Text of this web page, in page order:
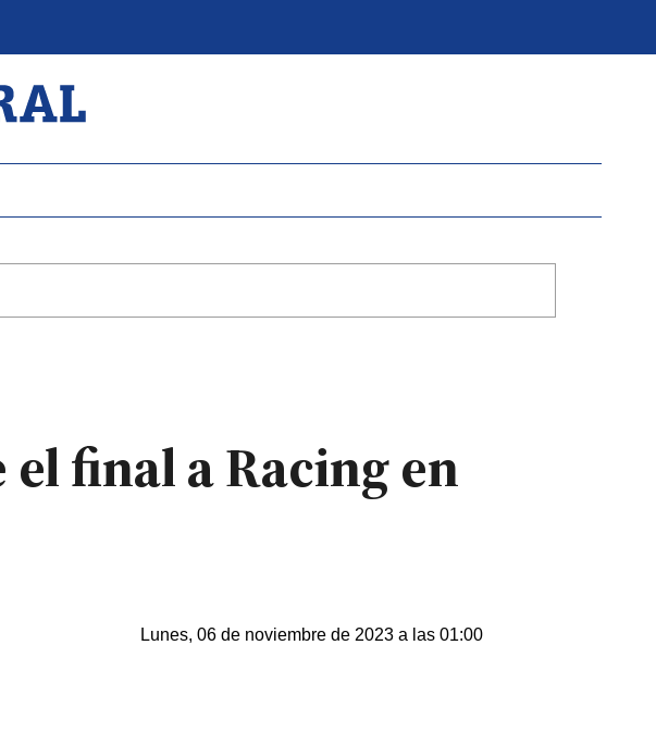
final a Racing en
Lunes, 06 de noviembre de 2023 a las 01:00